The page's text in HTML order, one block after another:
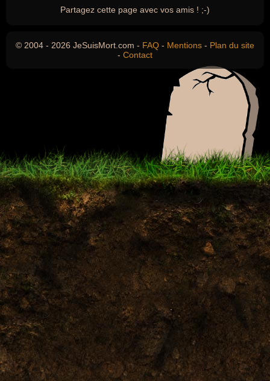
Partagez cette page avec vos amis ! ;-)
© 2004 - 2026 JeSuisMort.com - FAQ - Mentions - Plan du site
- Contact